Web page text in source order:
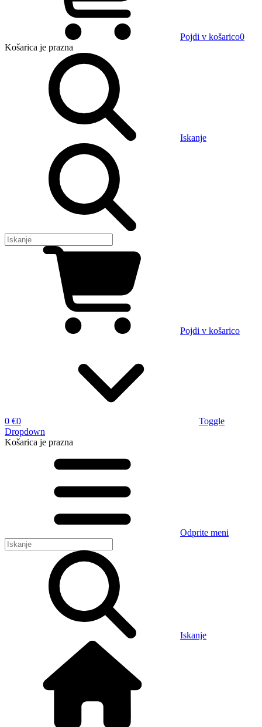
Pojdi v košarico0
Košarica je prazna
Iskanje
Pojdi v košarico
0 €0
Toggle
Dropdown
Košarica je prazna
Odprite meni
Iskanje